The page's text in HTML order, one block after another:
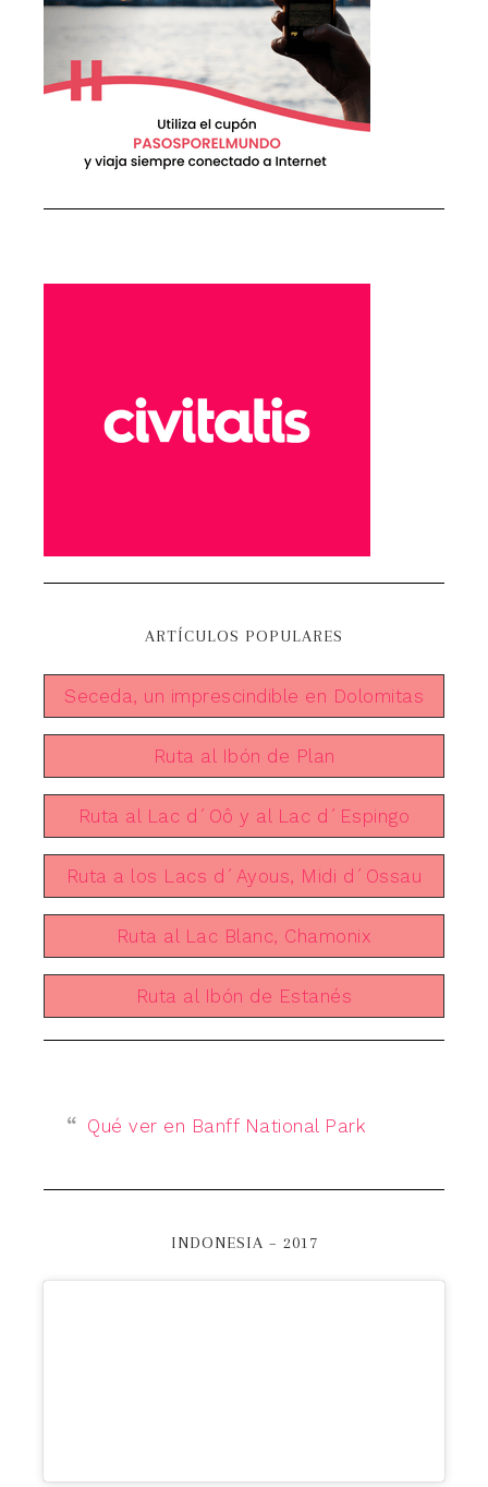
ARTÍCULOS POPULARES
Seceda, un imprescindible en Dolomitas
Ruta al Ibón de Plan
Ruta al Lac d´Oô y al Lac d´Espingo
Ruta a los Lacs d´Ayous, Midi d´Ossau
Ruta al Lac Blanc, Chamonix
Ruta al Ibón de Estanés
Qué ver en Banff National Park
INDONESIA – 2017